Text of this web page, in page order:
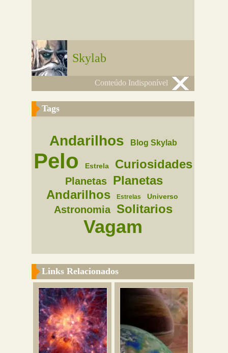
Skylab
Conteúdo Indisponível
Tags
Andarilhos Blog Skylab
Pelo Estrela Curiosidades
Planetas Planetas
Andarilhos
Estrelas Universo
Astronomia Solitarios
Vagam
Links Relacionados